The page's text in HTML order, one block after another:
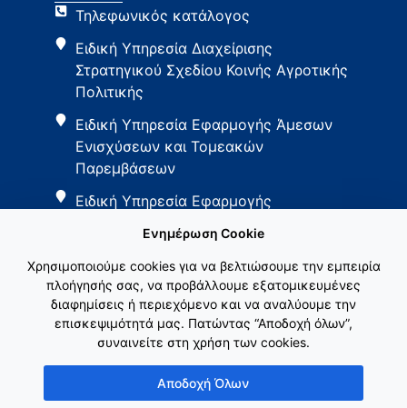
Τηλεφωνικός κατάλογος
Ειδική Υπηρεσία Διαχείρισης
Στρατηγικού Σχεδίου Κοινής Αγροτικής
Πολιτικής
Ειδική Υπηρεσία Εφαρμογής Άμεσων
Ενισχύσεων και Τομεακών
Παρεμβάσεων
Ειδική Υπηρεσία Εφαρμογής
Εθνικό Δίκτυο ΚΑΠ
Ενημέρωση Cookie
Χρησιμοποιούμε cookies για να βελτιώσουμε την εμπειρία
πλοήγησής σας, να προβάλλουμε εξατομικευμένες
διαφημίσεις ή περιεχόμενο και να αναλύουμε την
επισκεψιμότητά μας. Πατώντας “Αποδοχή όλων”,
συναινείτε στη χρήση των cookies.
Αποδοχή Όλων